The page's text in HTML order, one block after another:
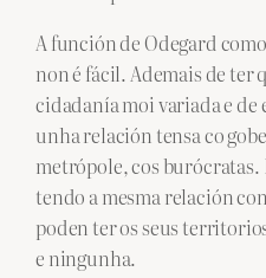
A función de Odegard
non é fácil. Ademais de ter
cidadanía moi variada e
unha relación tensa co
metrópole, cos
tendo a mesma relación
poden ter os seus
e ningunha.